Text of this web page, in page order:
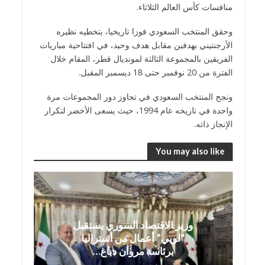
منافسات كأس العالم الثلاثاء.
وحقق المنتخب السعودي فوزا تاريخيا، بتخطيه نظيره
الأرجنتيني بهدفين مقابل هدف وحيد، في افتتاحية مباريات
الفريقين بالمجموعة الثالثة لمونديال قطر، المقام خلال
الفترة من 20 نوفمبر حتى 18 ديسمبر المقبل.
ونجح المنتخب السعودي في تجاوز دور المجموعات مرة
واحدة في تاريخه عام 1994، حيث يسعى الأخضر لتكرار
الإنجاز ذاته.
You may also like
وزير الاقتصاد السوري يستقبل
“لوبي” أعمال من أستراليا
برئاسة مروان دباغ…